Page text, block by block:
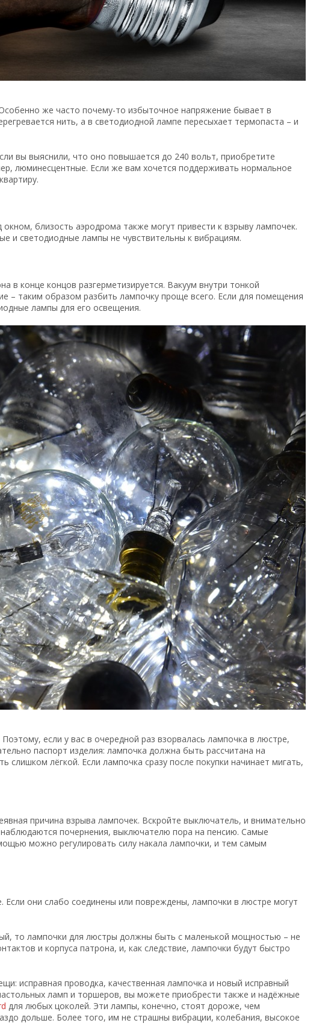
же часто почему-то избыточное напряжение бывает в
нить, а в светодиодной лампе пересыхает термопаста – и
вы выяснили, что оно повышается до 240 вольт, приобретите
люминесцентные. Если же вам хочется поддерживать нормальное
близость аэродрома также могут привести к взрыву лампочек.
и светодиодные лампы не чувствительны к вибрациям.
в конце концов разгерметизируется. Вакуум внутри тонкой
– таким образом разбить лампочку проще всего. Если для помещения
лампы для его освещения.
если у вас в очередной раз взорвалась лампочка в люстре,
паспорт изделия: лампочка должна быть рассчитана на
лёгкой. Если лампочка сразу после покупки начинает мигать,
причина взрыва лампочек. Вскройте выключатель, и внимательно
почернения, выключателю пора на пенсию. Самые
можно регулировать силу накала лампочки, и тем самым
они слабо соединены или повреждены, лампочки в люстре могут
то лампочки для люстры должны быть с маленькой мощностью – не
и корпуса патрона, и, как следствие, лампочки будут быстро
исправная проводка, качественная лампочка и новый исправный
ламп и торшеров, вы можете приобрести также и надёжные
для любых цоколей. Эти лампы, конечно, стоят дороже, чем
дольше. Более того, им не страшны вибрации, колебания, высокое